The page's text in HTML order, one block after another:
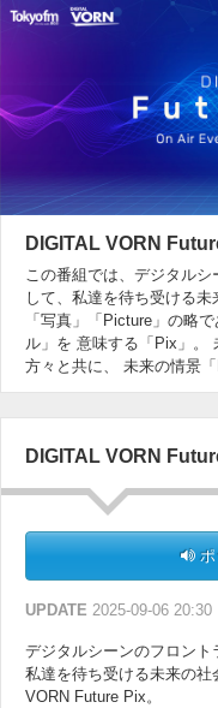
DIGITAL VORN
この番組では、デジタルシ
して、私達を待ち受ける未
「写真」「Picture」の略
ル」を 意味する「Pix」。
方々と共に、 未来の情景
DIGITAL VORN
UPDATE 2025-09-06 20:30
デジタルシーンのフロント
私達を待ち受ける未来の
VORN Future Pix。